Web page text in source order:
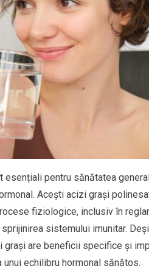
esențiali pentru sănătatea
Acești acizi grași
fiziologice, inclusiv în
sistemului imunitar.
are beneficii specifice și
unui echilibru hormonal sănătos.